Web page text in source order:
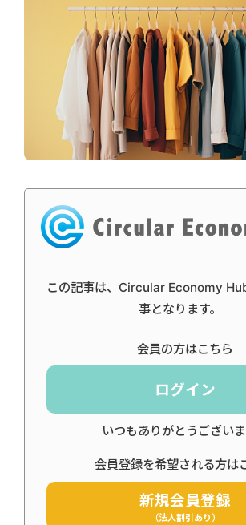
この記事は、Circular Economy
事となります。
会員の方はこちら
ログイン
いつもありがとうございま
会員登録を希望される方は
新規会員登録
（法人割引あり）